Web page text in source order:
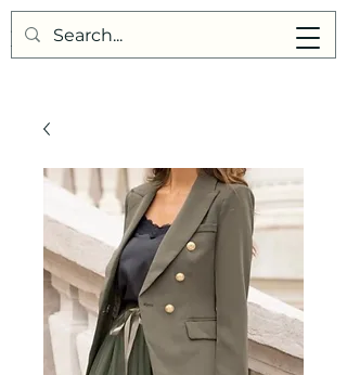
Points de Suture